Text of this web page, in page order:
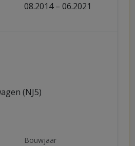
08.2014 – 06.2021
(NJ5)
Bouwjaar